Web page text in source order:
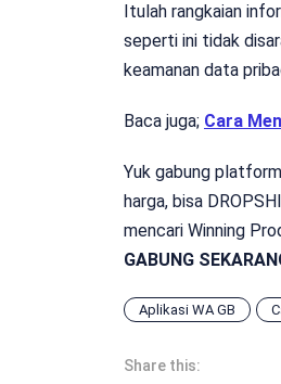
Itulah rangkaian
seperti ini tidak
keamanan data
Baca juga; Cara
Yuk gabung
harga, bisa
mencari Winning
GABUNG
Aplikasi WA GB
Share this: